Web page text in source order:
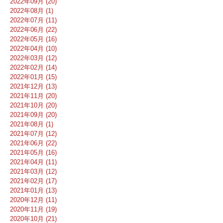
2022年08月 (1)
2022年07月 (11)
2022年06月 (22)
2022年05月 (16)
2022年04月 (10)
2022年03月 (12)
2022年02月 (14)
2022年01月 (15)
2021年12月 (13)
2021年11月 (20)
2021年10月 (20)
2021年09月 (20)
2021年08月 (1)
2021年07月 (12)
2021年06月 (22)
2021年05月 (16)
2021年04月 (11)
2021年03月 (12)
2021年02月 (17)
2021年01月 (13)
2020年12月 (11)
2020年11月 (19)
2020年10月 (21)